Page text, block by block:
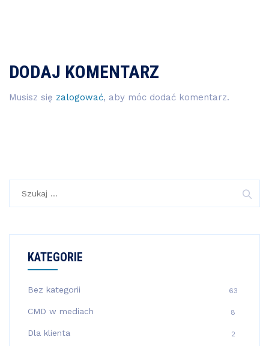
DODAJ KOMENTARZ
Musisz się zalogować, aby móc dodać komentarz.
KATEGORIE
Bez kategorii 63
CMD w mediach 8
Dla klienta 2